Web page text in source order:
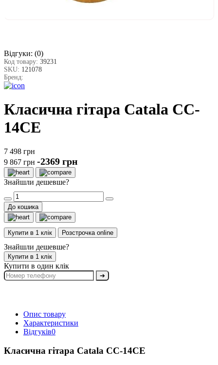
Відгуки: (0)
Код товару: 39231
SKU: 121078
Бренд:
Класична гітара Catala CC-
14CE
7 498 грн
9 867 грн -2369 грн
Знайшли дешевше?
До кошика
Купити в 1 клік Розстрочка online
Знайшли дешевше?
Купити в 1 клік
Купити в один клік
➔
Опис товару
Характеристики
Відгуків0
Класична гітара Catala CC-14CE